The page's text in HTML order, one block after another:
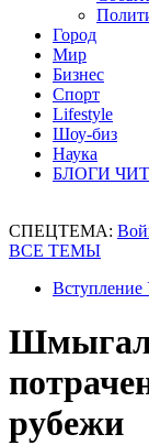
Город
Мир
Бизнес
Спорт
Lifestyle
Шоу-биз
Наука
БЛОГИ
СПЕЦТЕМА:
ВСЕ ТЕМЫ
рубежи